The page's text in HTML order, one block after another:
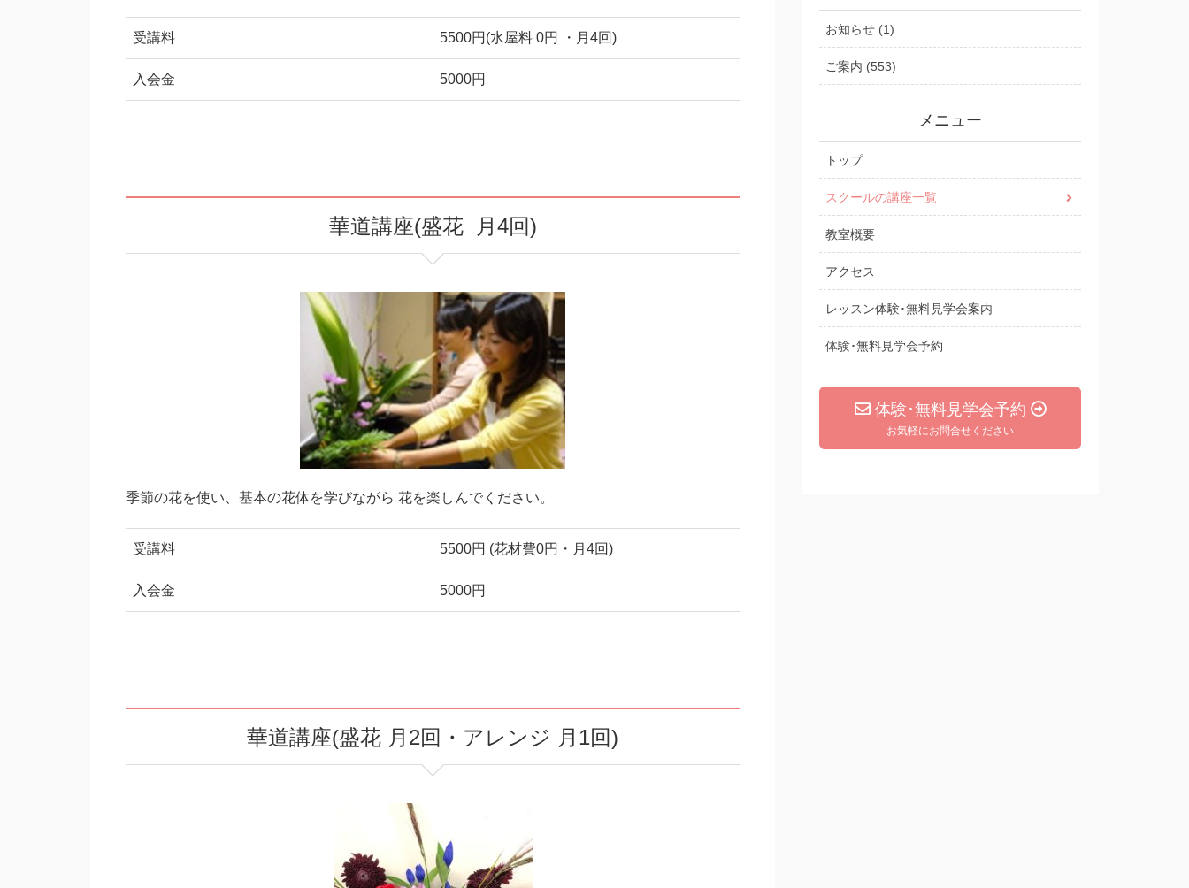
受講料 5500円(水屋料 0円 ・月4回)
入会金 5000円
華道講座(盛花 月4回)
季節の花を使い、基本の花体を学びながら 花を楽しんでください。
受講料 5500円 (花材費0円・月4回)
入会金 5000円
華道講座(盛花 月2回・アレンジ 月1回)
お知らせ (1)
ご案内 (553)
メニュー
トップ
スクールの講座一覧
教室概要
アクセス
レッスン体験･無料見学会案内
体験･無料見学会予約
体験･無料見学会予約
お気軽にお問合せください